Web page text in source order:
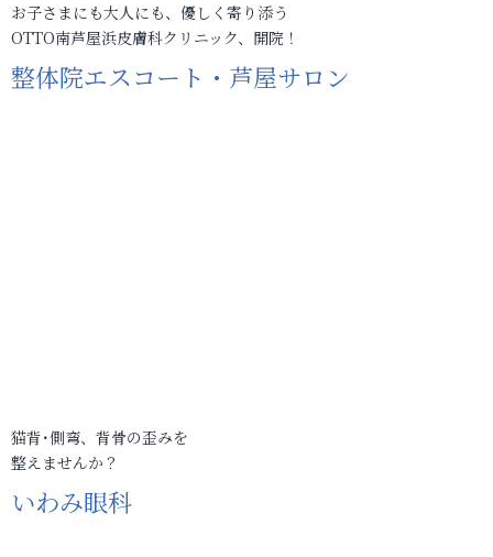
お子さまにも大人にも、優しく寄り添う
OTTO南芦屋浜皮膚科クリニック、開院！
整体院エスコート・芦屋サロン
猫背･側弯、背骨の歪みを
整えませんか？
いわみ眼科